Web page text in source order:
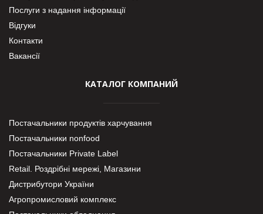
Послуги з надання інформації
Відгуки
Контакти
Вакансії
КАТАЛОГ КОМПАНИЙ
Постачальники продуктів харчування
Постачальники nonfood
Постачальники Private Label
Retail. Роздрібні мережі, Магазини
Дистрибутори України
Агропромисловий комплекс